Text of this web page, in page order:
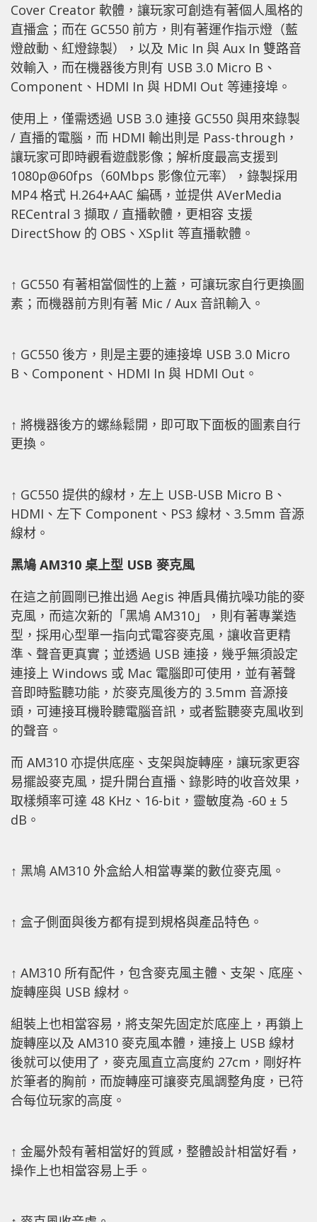
Cover Creator 軟體，讓玩家可創造有著個人風格的
直播盒；而在 GC550 前方，則有著運作指示燈（藍
燈啟動、紅燈錄製），以及 Mic In 與 Aux In 雙路音
效輸入，而在機器後方則有 USB 3.0 Micro B、
Component、HDMI In 與 HDMI Out 等連接埠。
使用上，僅需透過 USB 3.0 連接 GC550 與用來錄製
/ 直播的電腦，而 HDMI 輸出則是 Pass-through，
讓玩家可即時觀看遊戲影像；解析度最高支援到
1080p@60fps（60Mbps 影像位元率），錄製採用
MP4 格式 H.264+AAC 編碼，並提供 AVerMedia
RECentral 3 擷取 / 直播軟體，更相容 支援
DirectShow 的 OBS、XSplit 等直播軟體。
↑ GC550 有著相當個性的上蓋，可讓玩家自行更換圖
素；而機器前方則有著 Mic / Aux 音訊輸入。
↑ GC550 後方，則是主要的連接埠 USB 3.0 Micro
B、Component、HDMI In 與 HDMI Out。
↑ 將機器後方的螺絲鬆開，即可取下面板的圖素自行
更換。
↑ GC550 提供的線材，左上 USB-USB Micro B、
HDMI、左下 Component、PS3 線材、3.5mm 音源
線材。
黑鳩 AM310 桌上型 USB 麥克風
在這之前圓剛已推出過 Aegis 神盾具備抗噪功能的麥
克風，而這次新的「黑鳩 AM310」，則有著專業造
型，採用心型單一指向式電容麥克風，讓收音更精
準、聲音更真實；並透過 USB 連接，幾乎無須設定
連接上 Windows 或 Mac 電腦即可使用，並有著聲
音即時監聽功能，於麥克風後方的 3.5mm 音源接
頭，可連接耳機聆聽電腦音訊，或者監聽麥克風收到
的聲音。
而 AM310 亦提供底座、支架與旋轉座，讓玩家更容
易擺設麥克風，提升開台直播、錄影時的收音效果，
取樣頻率可達 48 KHz、16-bit，靈敏度為 -60 ± 5
dB。
↑ 黑鳩 AM310 外盒給人相當專業的數位麥克風。
↑ 盒子側面與後方都有提到規格與產品特色。
↑ AM310 所有配件，包含麥克風主體、支架、底座、
旋轉座與 USB 線材。
組裝上也相當容易，將支架先固定於底座上，再鎖上
旋轉座以及 AM310 麥克風本體，連接上 USB 線材
後就可以使用了，麥克風直立高度約 27cm，剛好杵
於筆者的胸前，而旋轉座可讓麥克風調整角度，已符
合每位玩家的高度。
↑ 金屬外殼有著相當好的質感，整體設計相當好看，
操作上也相當容易上手。